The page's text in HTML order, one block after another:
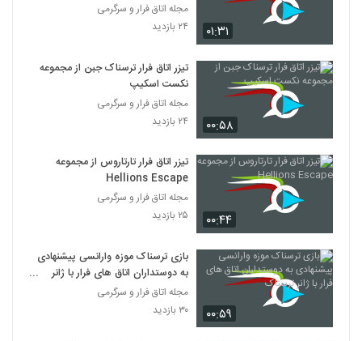
۰۱:۳۱
مجله اتاق فرار و سرگرمی
۲۴ بازدید
۰۰:۵۸
تیزر اتاق فرار ترسناک جبن از مجموعه
نکست اسکیپ
مجله اتاق فرار و سرگرمی
۲۴ بازدید
۰۰:۴۴
تیزر اتاق فرار تارتاروس از مجموعه
Hellions Escape
مجله اتاق فرار و سرگرمی
۲۵ بازدید
۰۰:۵۹
بازی ترسناک موزه وارانسی پیشنهادی
به دوستداران اتاق های فرار با ژانر
ترسناک
مجله اتاق فرار و سرگرمی
۳۰ بازدید